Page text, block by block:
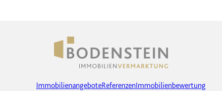
ImmobilienangeboteReferenzen Immobilienbewertung